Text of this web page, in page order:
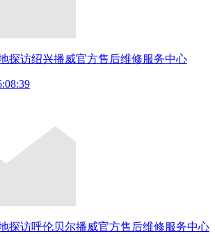
探访绍兴播威官方售后维修服务中心
探访呼伦贝尔播威官方售后维修服务中心